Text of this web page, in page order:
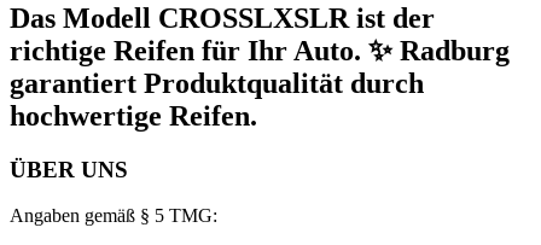
Das Modell CROSSLXSLR ist der
richtige Reifen für Ihr Auto. ✨ Radburg
garantiert Produktqualität durch
hochwertige Reifen.
ÜBER UNS
Angaben gemäß § 5 TMG: